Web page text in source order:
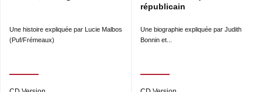
Une histoire expliquée par Lucie Malbos
(Puf/Frémeaux)
républicain
Une biographie expliquée par Judith
Bonnin et...